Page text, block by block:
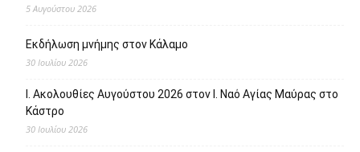
5 Αυγούστου 2026
Εκδήλωση μνήμης στον Κάλαμο
30 Ιουλίου 2026
Ι. Ακολουθίες Αυγούστου 2026 στον Ι. Ναό Αγίας Μαύρας στο
Κάστρο
30 Ιουλίου 2026